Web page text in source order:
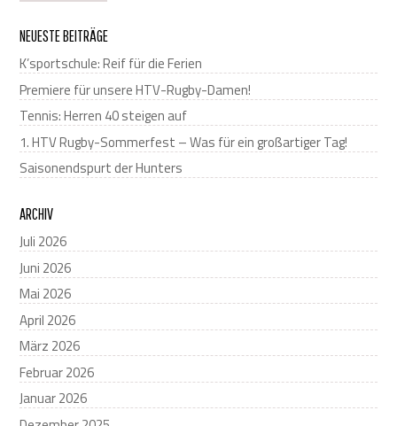
NEUESTE BEITRÄGE
K’sportschule: Reif für die Ferien
Premiere für unsere HTV-Rugby-Damen!
Tennis: Herren 40 steigen auf
1. HTV Rugby-Sommerfest – Was für ein großartiger Tag!
Saisonendspurt der Hunters
ARCHIV
Juli 2026
Juni 2026
Mai 2026
April 2026
März 2026
Februar 2026
Januar 2026